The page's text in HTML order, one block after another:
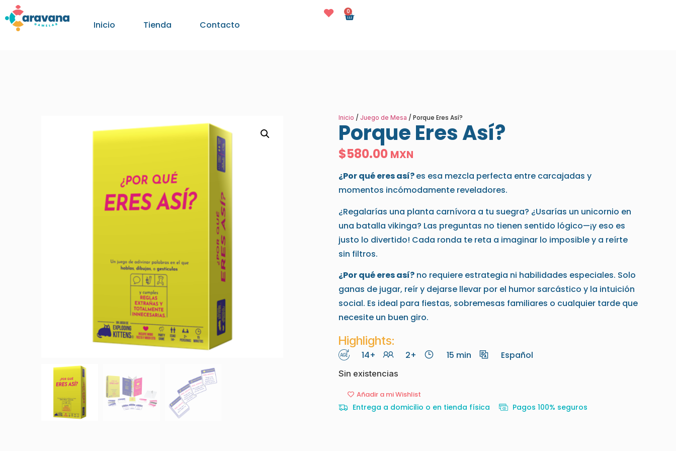
Inicio Tienda Contacto
0
Inicio / Juego de Mesa / Porque Eres Así?
Porque Eres Así?
$580.00 MXN
¿Por qué eres así?es esa mezcla perfecta entre carcajadas y
momentos incómodamente reveladores.
¿Regalarías una planta carnívora a tu suegra? ¿Usarías un unicornio en
una batalla vikinga? Las preguntas no tienen sentido lógico—¡y eso es
justo lo divertido! Cada ronda te reta a imaginar lo imposible y a reírte
sin filtros.
¿Por qué eres así? no requiere estrategia ni habilidades especiales. Solo
ganas de jugar, reír y dejarse llevar por el humor sarcástico y la intuición
social. Es ideal para fiestas, sobremesas familiares o cualquier tarde que
necesite un buen giro.
Highlights:
14+ 2+ 15 min Español
Sin existencias
Añadir a mi Wishlist
Entrega a domicilio o en tienda física Pagos 100% seguros